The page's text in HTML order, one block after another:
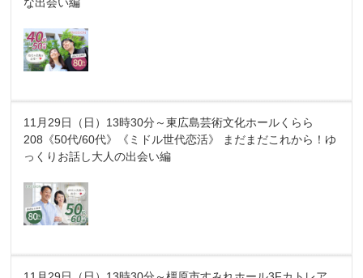
11月29日（日）13時30分～東広島芸術文化ホールくらら
208《50代/60代》《ミドル世代恋活》 まだまだこれから！ゆ
っくりお話し大人の出会い編